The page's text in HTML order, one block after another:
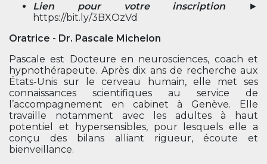
Lien pour votre inscription ►
https://bit.ly/3BXOzVd
Oratrice - Dr. Pascale Michelon
Pascale est Docteure en neurosciences, coach et
hypnothérapeute. Après dix ans de recherche aux
États-Unis sur le cerveau humain, elle met ses
connaissances scientifiques au service de
l’accompagnement en cabinet à Genève. Elle
travaille notamment avec les adultes à haut
potentiel et hypersensibles, pour lesquels elle a
conçu des bilans alliant rigueur, écoute et
bienveillance.